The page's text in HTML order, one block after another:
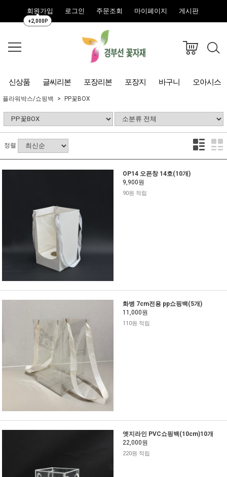
회원가입
+2,000P
로그인 주문조회 마이페이지 게시판
신상품 글씨리본 포장리본 포장지 바구니 오아시스
플라워박스/쇼핑백 PP꽃BOX
정렬
OP14 오픈창 14호(10개)
9,900원
90원 적립
화병 7cm전용 pp쇼핑백(5개)
11,000원
110원 적립
엣지라인 PVC쇼핑백(10cm)10개
22,000원
220원 적립